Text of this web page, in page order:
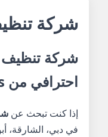
شركة
شركة
احترافي من The Maids
إذا كنت تبحث عن
في دبي، الشارقة،